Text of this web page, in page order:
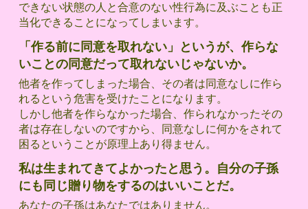
できない状態の人と合意のない性行為に及ぶことも正
当化できることになってしまいます。
「作る前に同意を取れない」というが、作らな
いことの同意だって取れないじゃないか。
他者を作ってしまった場合、その者は同意なしに作ら
れるという危害を受けたことになります。
しかし他者を作らなかった場合、作られなかったその
者は存在しないのですから、同意なしに何かをされて
困るということが原理上あり得ません。
私は生まれてきてよかったと思う。自分の子孫
にも同じ贈り物をするのはいいことだ。
あなたの子孫はあなたではありません。